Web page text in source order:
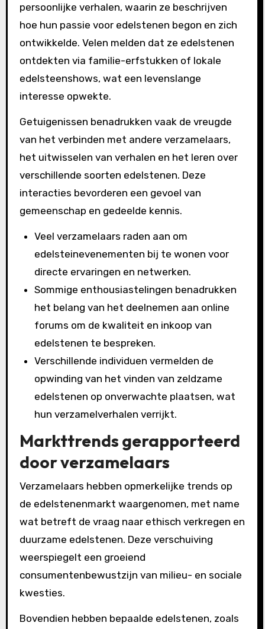
persoonlijke verhalen, waarin ze beschrijven
hoe hun passie voor edelstenen begon en zich
ontwikkelde. Velen melden dat ze edelstenen
ontdekten via familie-erfstukken of lokale
edelsteenshows, wat een levenslange
interesse opwekte.
Getuigenissen benadrukken vaak de vreugde
van het verbinden met andere verzamelaars,
het uitwisselen van verhalen en het leren over
verschillende soorten edelstenen. Deze
interacties bevorderen een gevoel van
gemeenschap en gedeelde kennis.
Veel verzamelaars raden aan om
edelsteinevenementen bij te wonen voor
directe ervaringen en netwerken.
Sommige enthousiastelingen benadrukken
het belang van het deelnemen aan online
forums om de kwaliteit en inkoop van
edelstenen te bespreken.
Verschillende individuen vermelden de
opwinding van het vinden van zeldzame
edelstenen op onverwachte plaatsen, wat
hun verzamelverhalen verrijkt.
Markttrends gerapporteerd
door verzamelaars
Verzamelaars hebben opmerkelijke trends op
de edelstenenmarkt waargenomen, met name
wat betreft de vraag naar ethisch verkregen en
duurzame edelstenen. Deze verschuiving
weerspiegelt een groeiend
consumentenbewustzijn van milieu- en sociale
kwesties.
Bovendien hebben bepaalde edelstenen, zoals